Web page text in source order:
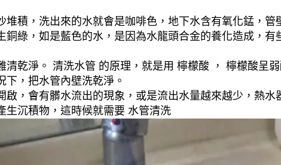
積，洗出來的水就會是咖啡色，地下水含有氧化錳，
綠，如是藍色的水，是因為水龍頭合金的養化造成，
乾淨。 清洗水管 的原理，就是用 檸檬酸 ， 檸檬酸呈
，把水管內壁洗乾淨。
，會有髒水流出的現象，或是流出水量越來越少，熱
生沉積物，這時候就需要 水管清洗